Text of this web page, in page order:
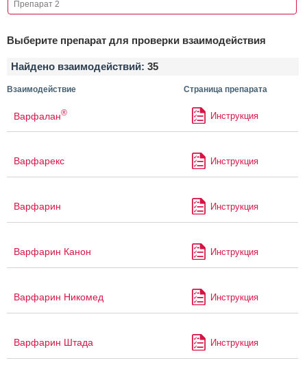
Выберите препарат для проверки взаимодействия
Найдено взаимодействий: 35
Взаимодействие Страница препарата
Варфалан® Инструкция
Варфарекс Инструкция
Варфарин Инструкция
Варфарин Канон Инструкция
Варфарин Никомед Инструкция
Варфарин Штада Инструкция